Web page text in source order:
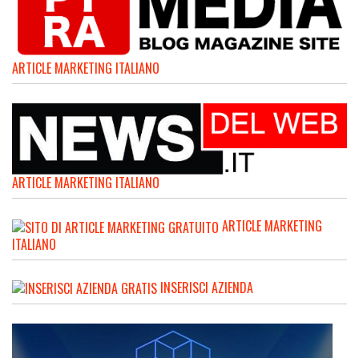
ARTICLE MARKETING ITALIANO
ARTICLE MARKETING ITALIANO
ARTICLE MARKETING
ITALIANO
INSERISCI AZIENDA